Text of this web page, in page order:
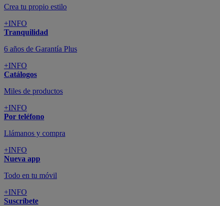
Crea tu propio estilo
+INFO
Tranquilidad
6 años de Garantía Plus
+INFO
Catálogos
Miles de productos
+INFO
Por teléfono
Llámanos y compra
+INFO
Nueva app
Todo en tu móvil
+INFO
Suscríbete